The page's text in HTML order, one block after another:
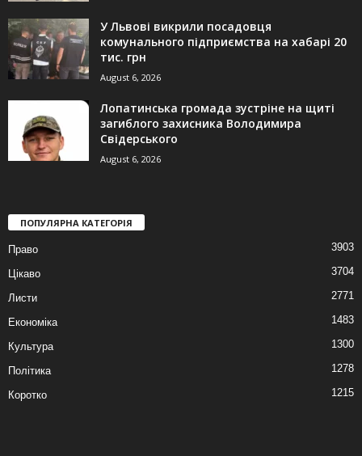
У Львові викрили посадовця
комунального підприємства на хабарі 20
тис. грн
August 6, 2026
Лопатинська громада зустріне на щиті
загиблого захисника Володимира
Свідерського
August 6, 2026
ПОПУЛЯРНА КАТЕГОРІЯ
Право 3903
Цікаво 3704
Листи 2771
Економіка 1483
Культура 1300
Політика 1278
Коротко 1215